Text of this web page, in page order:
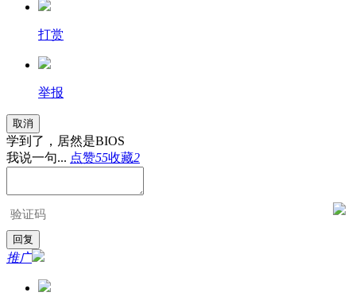
打赏
举报
取消
学到了，居然是BIOS
我说一句... 点赞55收藏2
推广